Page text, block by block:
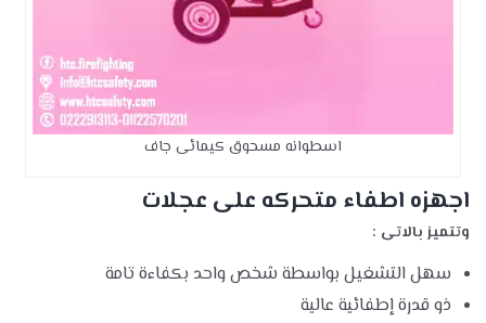
اسطوانه مسحوق كيمائى جاف
اجهزه اطفاء متحركه على عجلات
وتتميز بالاتى :
سهل التشغيل بواسطة شخص واحد بكفاءة تامة
ذو قدرة إطفائية عالية